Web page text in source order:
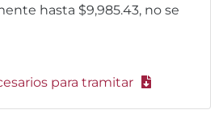
hasta $9,985.43, no se
para tramitar